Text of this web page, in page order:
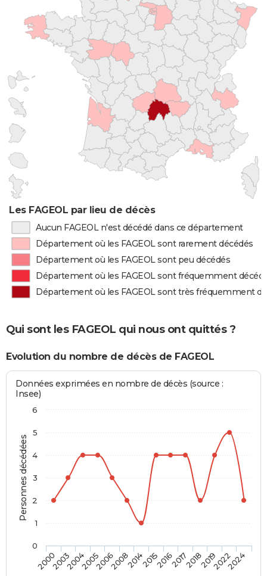
Les FAGEOL par lieu de décès
Aucun FAGEOL n'est décédé dans ce département
Département où les FAGEOL sont rarement décédés
Département où les FAGEOL sont peu décédés
Département où les FAGEOL sont fréquemment
Département où les FAGEOL sont très fréquemment
Qui sont les FAGEOL qui nous ont quittés ?
Evolution du nombre de décès de FAGEOL
Personnes décédées
Données exprimées en nombre de décès (source :
Insee)
20002003200420052006200820142015201620172018201920222024
0
1
2
3
4
5
6